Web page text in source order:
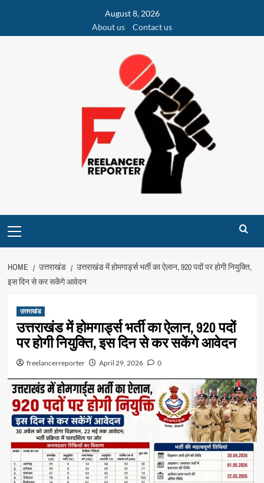
content
August 8, 2026
About us
Contact us
Menu
HOME उत्तराखंड
उत्तराखंड में होमगार्ड्स भर्ती का ऐलान, 920 पदों पर होगी नियुक्ति,
इस दिन से कर सकेंगे आवेदन
उत्तराखंड
उत्तराखंड में होमगार्ड्स भर्ती का ऐलान, 920 पदों
पर होगी नियुक्ति, इस दिन से कर सकेंगे आवेदन
freelancerreporter April 29, 2026 0